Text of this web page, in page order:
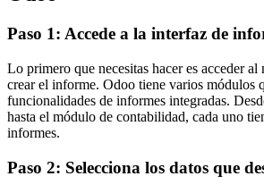
Paso 1: Accede a la interfaz de
Lo primero que necesitas hacer es acceder al
crear el informe. Odoo tiene varios módulos
funcionalidades de informes integradas.
hasta el módulo de contabilidad, cada uno
informes.
Paso 2: Selecciona los datos que